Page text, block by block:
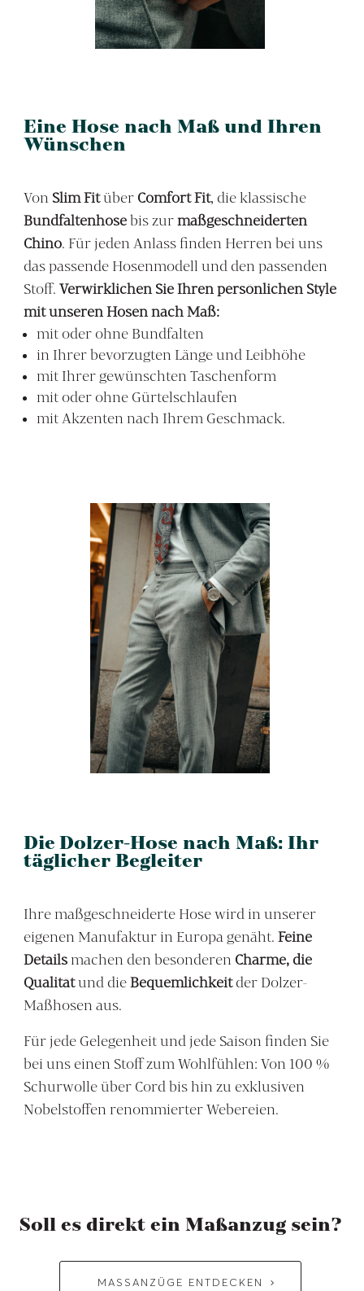
Eine Hose nach Maß und Ihren
Wünschen
Von Slim Fitüber Comfort Fit, die klassische
Bundfaltenhosebis zur maßgeschneiderten
Chino. Für jeden Anlass finden Herren bei uns
das passende Hosenmodell und den passenden
Stoff. Verwirklichen Sie Ihren persönlichen Style
mit unseren Hosen nach Maß:
mit oder ohne Bundfalten
in Ihrer bevorzugten Länge und Leibhöhe
mit Ihrer gewünschten Taschenform
mit oder ohne Gürtelschlaufen
mit Akzenten nach Ihrem Geschmack.
Die Dolzer-Hose nach Maß: Ihr
täglicher Begleiter
Ihre maßgeschneiderte Hose wird in unserer
eigenen Manufaktur in Europa genäht. Feine
Detailsmachen den besonderen Charme, die
Qualitätund die Bequemlichkeitder Dolzer-
Maßhosen aus.
Für jede Gelegenheit und jede Saison finden Sie
bei uns einen Stoff zum Wohlfühlen: Von 100 %
Schurwolle über Cord bis hin zu exklusiven
Nobelstoffen renommierter Webereien.
Soll es direkt ein Maßanzug sein?
MASSANZÜGE ENTDECKEN